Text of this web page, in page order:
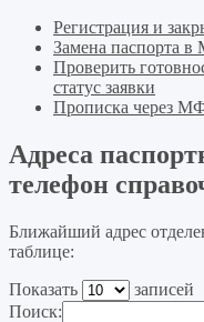
Регистрация и
Замена паспорта
Проверить
статус заявки
Прописка через
Адреса
телефон
Ближайший адрес
таблице:
Показать
записей
Поиск: